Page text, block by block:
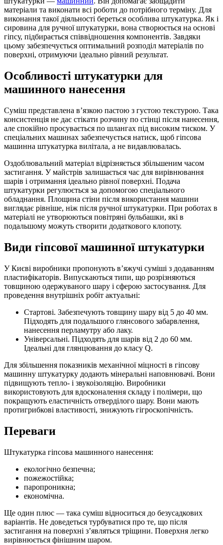
матеріали та виконати всі роботи до потрібного терміну. Для
виконання такої діяльності береться особлива штукатурка. Як і
сировина для ручної штукатурки, вона створюється на основі
гіпсу, підбирається співвідношення компонентів. Завдяки
цьому забезпечується оптимальний розподіл матеріалів по
поверхні, отримуючи ідеально рівний результат.
Особливості штукатурки для
машинного нанесення
Суміш представлена в’язкою пастою з густою текстурою. Така
консистенція не дає стікати розчину по стінці після нанесення,
але спокійно просувається по шлангах під високим тиском. У
спеціальних машинах забезпечується натиск, щоб гіпсова
машинна штукатурка вилітала, а не видавлювалась.
Оздоблювальний матеріал відрізняється збільшеним часом
застигання. У майстрів залишається час для вирівнювання
шарів і отримання ідеально рівної поверхні. Подача
штукатурки регулюється за допомогою спеціального
обладнання. Площина стіни після використання машини
виглядає рівніше, ніж після ручної штукатурки. При роботах в
матеріалі не утворюються повітряні бульбашки, які в
подальшому можуть створити додаткового клопоту.
Види гіпсової машинної штукатурки
У Києві виробники пропонують в’яжучі суміші з додаванням
пластифікаторів. Випускаються типи, що розрізняються
товщиною одержуваного шару і сферою застосування. Для
проведення внутрішніх робіт актуальні:
Стартові. Забезпечують товщину шару від 5 до 40 мм.
Підходять для подальшого глянсового забарвлення,
нанесення перламутру або лаку.
Універсальні. Підходять для шарів від 2 до 60 мм.
Ідеальні для глянцювання до класу Q.
Для збільшення показників механічної міцності в гіпсову
машинну штукатурку додають мінеральні наповнювачі. Вони
підвищують тепло- і звукоізоляцію. Виробники
використовують для вдосконалення складу і полімери, що
покращують еластичність отверділого шару. Вони мають
протигрибкові властивості, знижують гігроскопічність.
Переваги
Штукатурка гіпсова машинного нанесення:
екологічно безпечна;
пожежостійка;
паропроникна;
економічна.
Ще один плюс — така суміш відноситься до безусадкових
варіантів. Не доведеться турбуватися про те, що після
застигання на поверхні з’являться тріщини. Поверхня легко
вирівнюється фінішним шаром.